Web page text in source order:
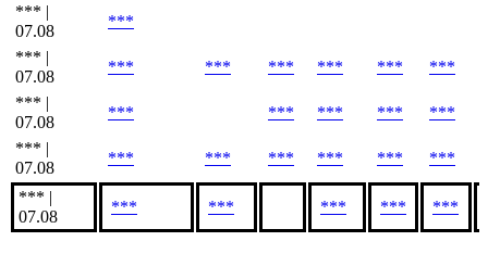
*** |
07.08
***
*** |
07.08
*** *** *** *** *** ***
*** |
07.08
*** *** *** *** ***
*** |
07.08
*** *** *** *** *** ***
*** |
07.08
*** *** *** *** ***